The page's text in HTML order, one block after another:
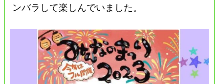
ンバラして楽しんでいました。